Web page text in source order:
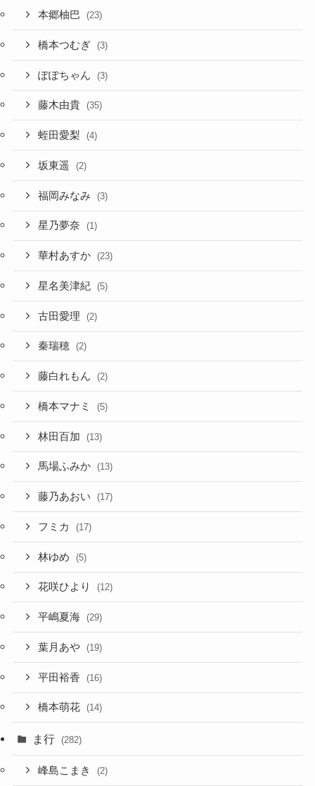
本郷柚巴 (23)
橋本つむぎ (3)
ぽぽちゃん (3)
藤木由貴 (35)
蛭田愛梨 (4)
坂東遥 (2)
福岡みなみ (3)
星乃夢奈 (1)
華村あすか (23)
星名美津紀 (5)
古田愛理 (2)
秦瑞穂 (2)
藤白れもん (2)
橋本マナミ (5)
林田百加 (13)
馬場ふみか (13)
藤乃あおい (17)
フミカ (17)
林ゆめ (5)
花咲ひより (12)
平嶋夏海 (29)
葉月あや (19)
平田裕香 (16)
橋本萌花 (14)
ま行 (282)
峰島こまき (2)